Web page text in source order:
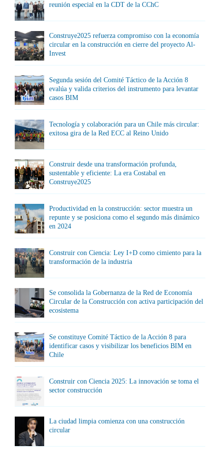
reunión especial en la CDT de la CChC
Construye2025 refuerza compromiso con la economía
circular en la construcción en cierre del proyecto Al-
Invest
Segunda sesión del Comité Táctico de la Acción 8
evalúa y valida criterios del instrumento para levantar
casos BIM
Tecnología y colaboración para un Chile más circular:
exitosa gira de la Red ECC al Reino Unido
Construir desde una transformación profunda,
sustentable y eficiente: La era Costabal en
Construye2025
Productividad en la construcción: sector muestra un
repunte y se posiciona como el segundo más dinámico
en 2024
Construir con Ciencia: Ley I+D como cimiento para la
transformación de la industria
Se consolida la Gobernanza de la Red de Economía
Circular de la Construcción con activa participación del
ecosistema
Se constituye Comité Táctico de la Acción 8 para
identificar casos y visibilizar los beneficios BIM en
Chile
Construir con Ciencia 2025: La innovación se toma el
sector construcción
La ciudad limpia comienza con una construcción
circular